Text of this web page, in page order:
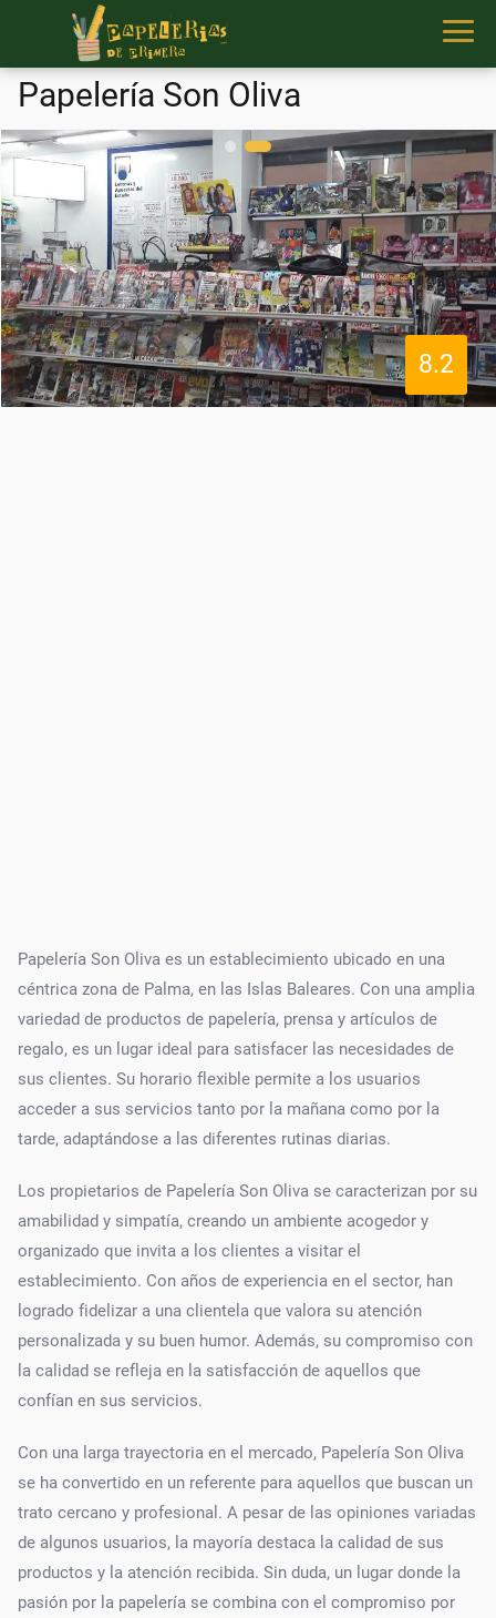
Papelería Son Oliva
8.2
Papelería Son Oliva es un establecimiento ubicado en una
céntrica zona de Palma, en las Islas Baleares. Con una amplia
variedad de productos de papelería, prensa y artículos de
regalo, es un lugar ideal para satisfacer las necesidades de
sus clientes. Su horario flexible permite a los usuarios
acceder a sus servicios tanto por la mañana como por la
tarde, adaptándose a las diferentes rutinas diarias.
Los propietarios de Papelería Son Oliva se caracterizan por su
amabilidad y simpatía, creando un ambiente acogedor y
organizado que invita a los clientes a visitar el
establecimiento. Con años de experiencia en el sector, han
logrado fidelizar a una clientela que valora su atención
personalizada y su buen humor. Además, su compromiso con
la calidad se refleja en la satisfacción de aquellos que
confían en sus servicios.
Con una larga trayectoria en el mercado, Papelería Son Oliva
se ha convertido en un referente para aquellos que buscan un
trato cercano y profesional. A pesar de las opiniones variadas
de algunos usuarios, la mayoría destaca la calidad de sus
productos y la atención recibida. Sin duda, un lugar donde la
pasión por la papelería se combina con el compromiso por